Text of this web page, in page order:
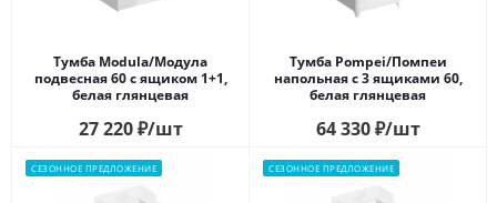
Тумба Modula/Модула
подвесная 60 с ящиком 1+1,
белая глянцевая
27 220₽/шт
Тумба Pompei/Помпеи
напольная с 3 ящиками 60,
белая глянцевая
64 330₽/шт
СЕЗОННОЕ ПРЕДЛОЖЕНИЕ СЕЗОННОЕ ПРЕДЛОЖЕНИЕ